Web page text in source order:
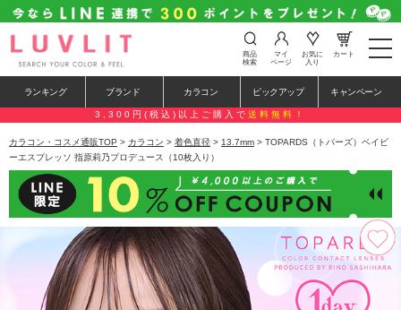
t
o
e
n
a
a
i
o
n
商品
検索
マイ
ページ
お気に
入り
カート
ランキング ブランド カラコン ピックアップ キャンペーン
3,300円(税込)以上ご購入で 送料無料！
カラコン・コスメ通販TOP > カラコン > 着色直径 > 13.7mm > TOPARDS（トパーズ）ベイビ
ーエスプレッソ 指原莉乃プロデュース（10枚入り）